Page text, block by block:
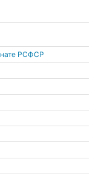
РСФСР